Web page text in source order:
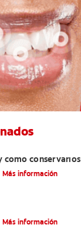
cómo conservarlos
Más información
Más información